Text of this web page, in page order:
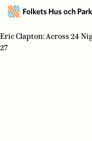
Eric Clapton: Across 24
27